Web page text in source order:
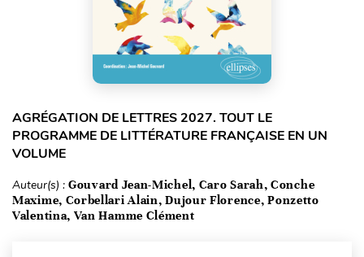
AGRÉGATION DE LETTRES 2027. TOUT LE
PROGRAMME DE LITTÉRATURE FRANÇAISE EN UN
VOLUME
Auteur(s) : Gouvard Jean-Michel, Caro Sarah, Conche
Maxime, Corbellari Alain, Dujour Florence, Ponzetto
Valentina, Van Hamme Clément